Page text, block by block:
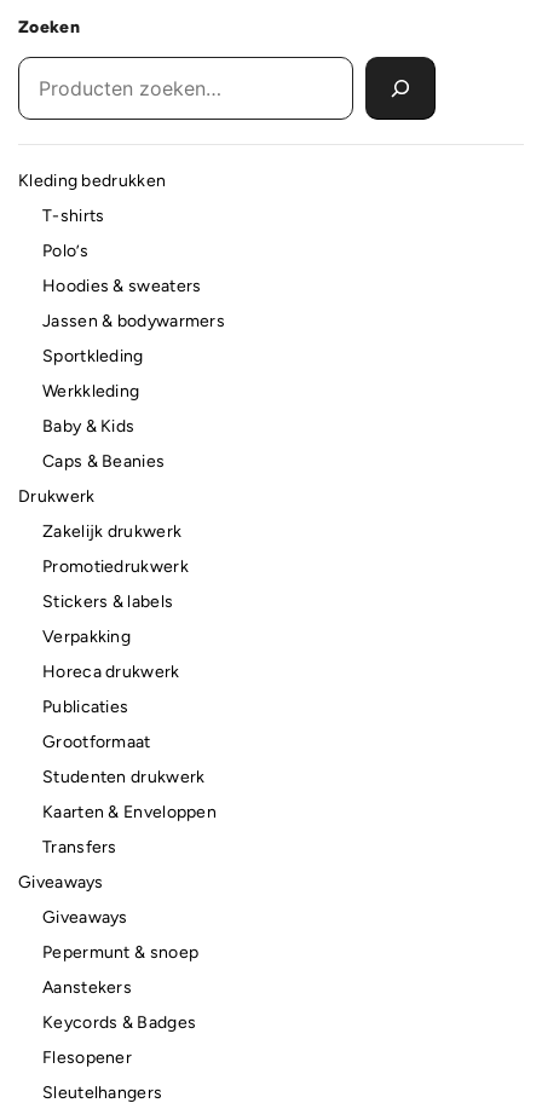
Zoeken
Kleding bedrukken
T-shirts
Polo’s
Hoodies & sweaters
Jassen & bodywarmers
Sportkleding
Werkkleding
Baby & Kids
Caps & Beanies
Drukwerk
Zakelijk drukwerk
Promotiedrukwerk
Stickers & labels
Verpakking
Horeca drukwerk
Publicaties
Grootformaat
Studenten drukwerk
Kaarten & Enveloppen
Transfers
Giveaways
Giveaways
Pepermunt & snoep
Aanstekers
Keycords & Badges
Flesopener
Sleutelhangers